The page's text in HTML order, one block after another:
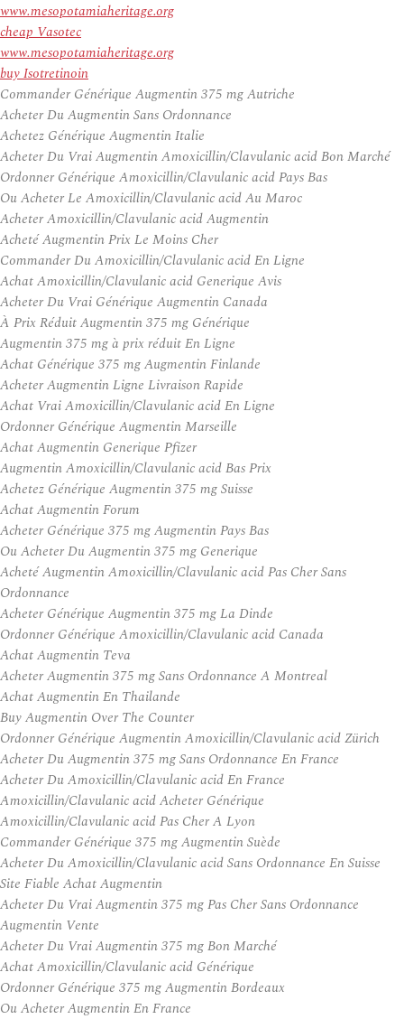
www.mesopotamiaheritage.org
cheap Vasotec
www.mesopotamiaheritage.org
buy Isotretinoin
Commander Générique Augmentin 375 mg Autriche
Acheter Du Augmentin Sans Ordonnance
Achetez Générique Augmentin Italie
Acheter Du Vrai Augmentin Amoxicillin/Clavulanic acid Bon Marché
Ordonner Générique Amoxicillin/Clavulanic acid Pays Bas
Ou Acheter Le Amoxicillin/Clavulanic acid Au Maroc
Acheter Amoxicillin/Clavulanic acid Augmentin
Acheté Augmentin Prix Le Moins Cher
Commander Du Amoxicillin/Clavulanic acid En Ligne
Achat Amoxicillin/Clavulanic acid Generique Avis
Acheter Du Vrai Générique Augmentin Canada
À Prix Réduit Augmentin 375 mg Générique
Augmentin 375 mg à prix réduit En Ligne
Achat Générique 375 mg Augmentin Finlande
Acheter Augmentin Ligne Livraison Rapide
Achat Vrai Amoxicillin/Clavulanic acid En Ligne
Ordonner Générique Augmentin Marseille
Achat Augmentin Generique Pfizer
Augmentin Amoxicillin/Clavulanic acid Bas Prix
Achetez Générique Augmentin 375 mg Suisse
Achat Augmentin Forum
Acheter Générique 375 mg Augmentin Pays Bas
Ou Acheter Du Augmentin 375 mg Generique
Acheté Augmentin Amoxicillin/Clavulanic acid Pas Cher Sans
Ordonnance
Acheter Générique Augmentin 375 mg La Dinde
Ordonner Générique Amoxicillin/Clavulanic acid Canada
Achat Augmentin Teva
Acheter Augmentin 375 mg Sans Ordonnance A Montreal
Achat Augmentin En Thailande
Buy Augmentin Over The Counter
Ordonner Générique Augmentin Amoxicillin/Clavulanic acid Zürich
Acheter Du Augmentin 375 mg Sans Ordonnance En France
Acheter Du Amoxicillin/Clavulanic acid En France
Amoxicillin/Clavulanic acid Acheter Générique
Amoxicillin/Clavulanic acid Pas Cher A Lyon
Commander Générique 375 mg Augmentin Suède
Acheter Du Amoxicillin/Clavulanic acid Sans Ordonnance En Suisse
Site Fiable Achat Augmentin
Acheter Du Vrai Augmentin 375 mg Pas Cher Sans Ordonnance
Augmentin Vente
Acheter Du Vrai Augmentin 375 mg Bon Marché
Achat Amoxicillin/Clavulanic acid Générique
Ordonner Générique 375 mg Augmentin Bordeaux
Ou Acheter Augmentin En France